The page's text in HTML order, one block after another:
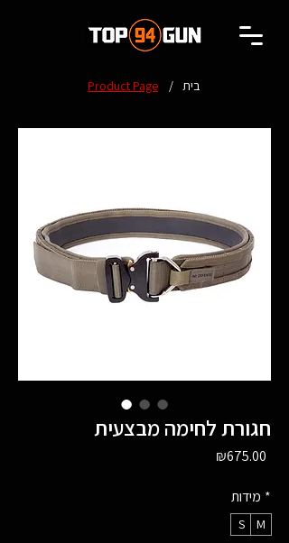
בית /
Product Page
חגורת לחימה מבצעית
₪675.00
מידות *
S M